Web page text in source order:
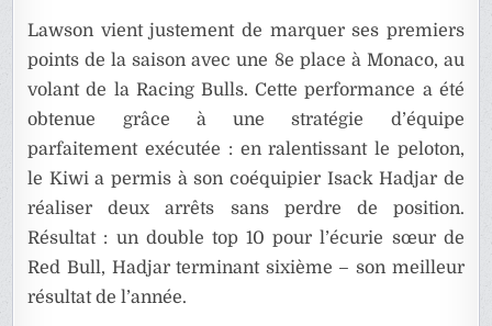
Lawson vient justement de marquer ses premiers
points de la saison avec une 8e place à Monaco, au
volant de la Racing Bulls. Cette performance a été
obtenue grâce à une stratégie d’équipe
parfaitement exécutée : en ralentissant le peloton,
le Kiwi a permis à son coéquipier Isack Hadjar de
réaliser deux arrêts sans perdre de position.
Résultat : un double top 10 pour l’écurie sœur de
Red Bull, Hadjar terminant sixième – son meilleur
résultat de l’année.